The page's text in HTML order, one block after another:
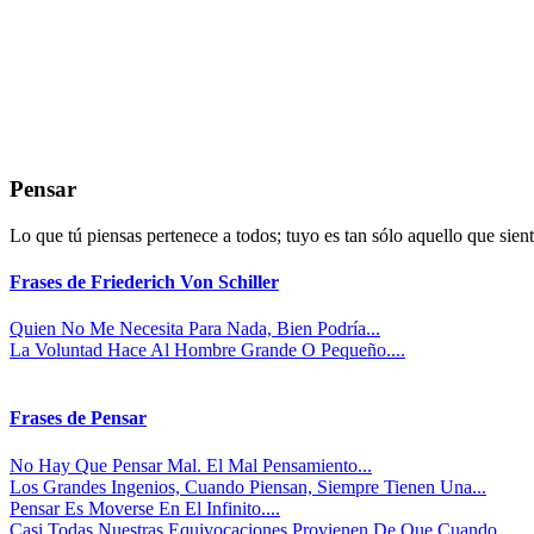
Pensar
Lo que tú piensas pertenece a todos; tuyo es tan sólo aquello que
Frases de Friederich Von Schiller
Quien No Me Necesita Para Nada, Bien Podría...
La Voluntad Hace Al Hombre Grande O Pequeño....
Frases de Pensar
No Hay Que Pensar Mal. El Mal Pensamiento...
Los Grandes Ingenios, Cuando Piensan, Siempre Tienen Una...
Pensar Es Moverse En El Infinito....
Casi Todas Nuestras Equivocaciones Provienen De Que Cuando...